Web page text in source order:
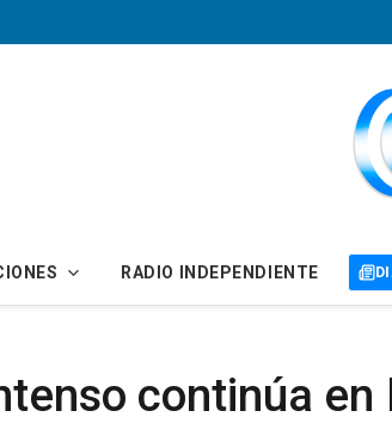
RADIO INDEPENDIENTE
continúa en